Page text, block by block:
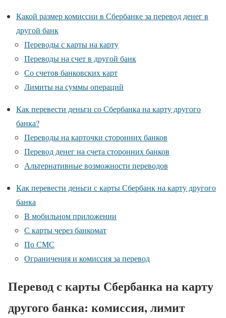
Какой размер комиссии в Сбербанке за перевод денег в
другой банк
Переводы с карты на карту
Переводы на счет в другой банк
Со счетов банковских карт
Лимиты на суммы операций
Как перевести деньги со Сбербанка на карту другого
банка?
Переводы на карточки сторонних банков
Перевод денег на счета сторонних банков
Альтернативные возможности переводов
Как перевести деньги с карты Сбербанк на карту другого
банка
В мобильном приложении
С карты через банкомат
По СМС
Ограничения и комиссия за перевод
Перевод с карты Сбербанка на карту
другого банка: комиссия, лимит